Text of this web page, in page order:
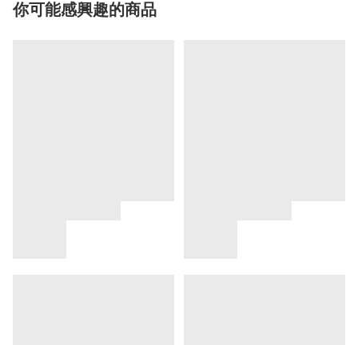
你可能感興趣的商品